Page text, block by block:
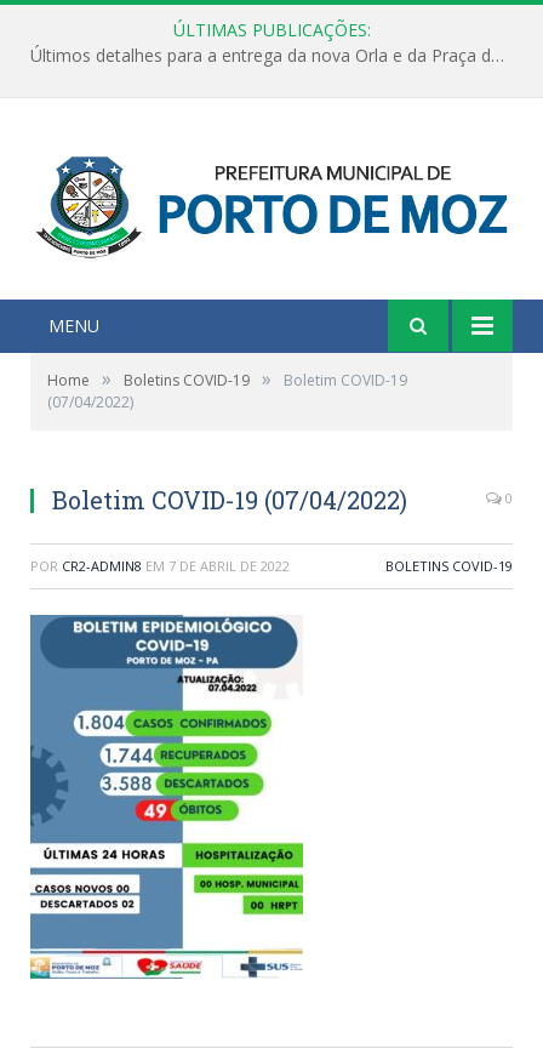
ÚLTIMAS PUBLICAÇÕES:
Últimos detalhes para a entrega da nova Orla e da Praça do Praião
MENU
Home » Boletins COVID-19 »
Boletim COVID-19
(07/04/2022)
Boletim COVID-19 (07/04/2022) 0
POR CR2-ADMIN8 EM 7 DE ABRIL DE 2022 BOLETINS COVID-19